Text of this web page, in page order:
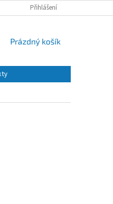
Přihlášení
NÁKUPNÍ
Prázdný košík